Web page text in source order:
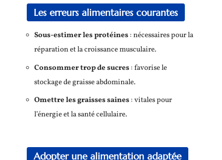
Les erreurs alimentaires courantes
Sous-estimer les protéines: nécessaires pour la
réparation et la croissance musculaire.
Consommer trop de sucres: favorise le
stockage de graisse abdominale.
Omettre les graisses saines: vitales pour
l’énergie et la santé cellulaire.
Adopter une alimentation adaptée